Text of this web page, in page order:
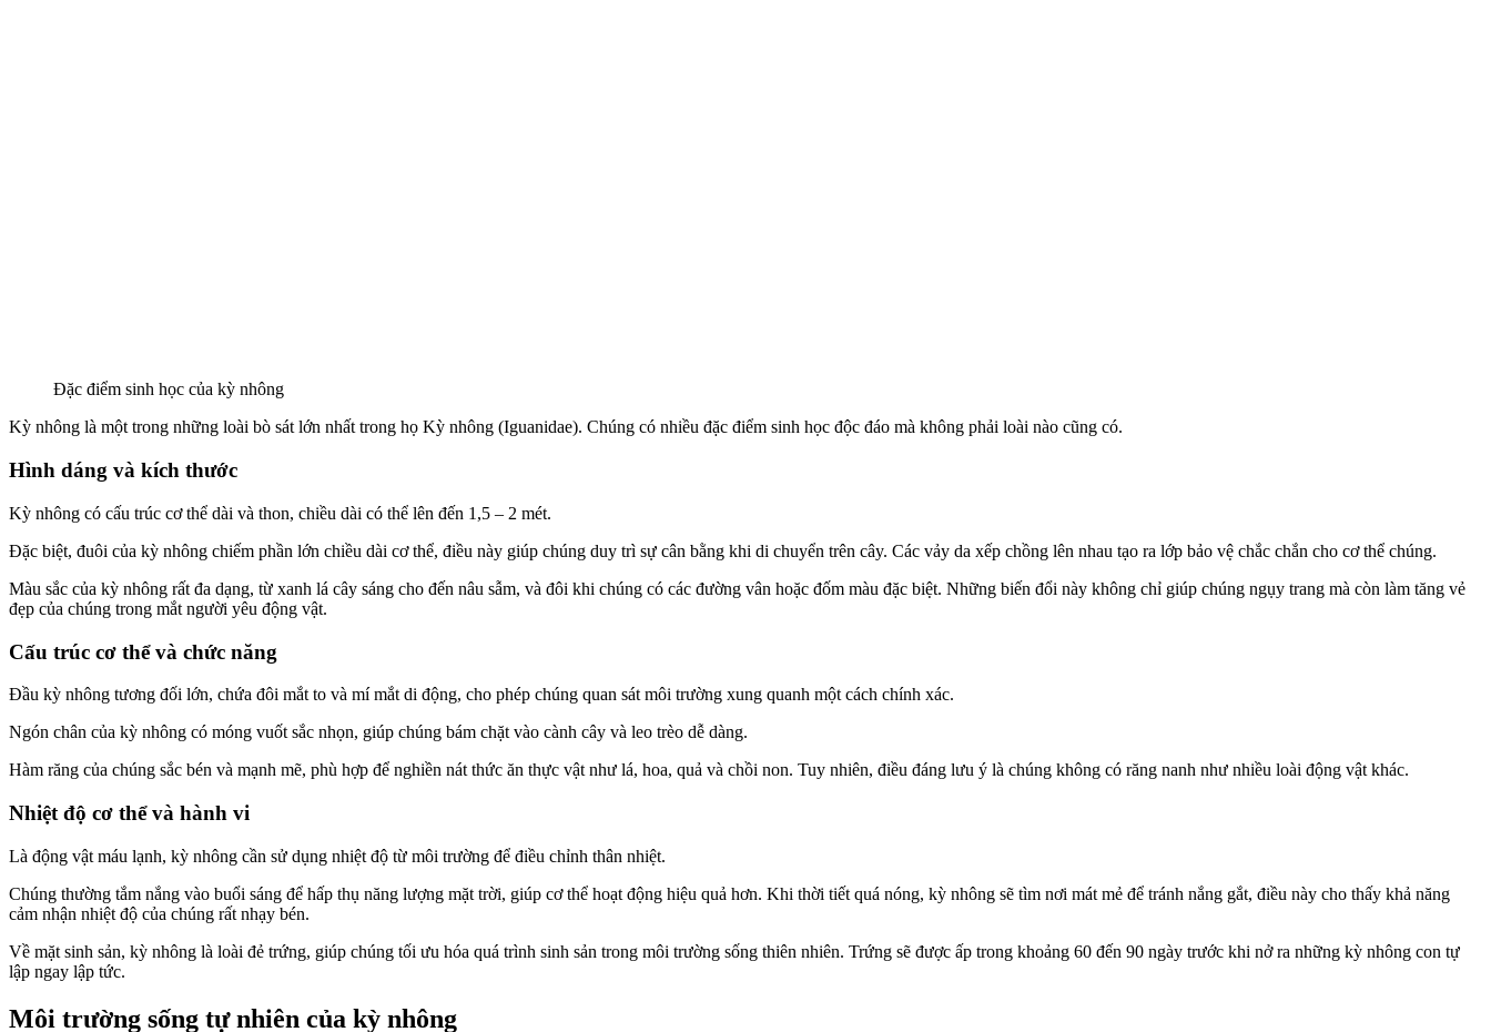
Đặc điểm sinh học của kỳ nhông
Kỳ nhông là một trong những loài bò sát lớn nhất trong họ Kỳ nhông (Iguanidae). Chúng có nhiều đặc điểm sinh học độc đáo mà không phải loài nào cũng có.
Hình dáng và kích thước
Kỳ nhông có cấu trúc cơ thể dài và thon, chiều dài có thể lên đến 1,5 – 2 mét.
Đặc biệt, đuôi của kỳ nhông chiếm phần lớn chiều dài cơ thể, điều này giúp chúng duy trì sự cân bằng khi di chuyển trên cây. Các vảy da xếp chồng lên nhau tạo ra lớp bảo vệ chắc chắn cho cơ thể chúng.
Màu sắc của kỳ nhông rất đa dạng, từ xanh lá cây sáng cho đến nâu sẫm, và đôi khi chúng có các đường vân hoặc đốm màu đặc biệt. Những biến đổi này không chỉ giúp chúng ngụy trang mà còn làm tăng vẻ
đẹp của chúng trong mắt người yêu động vật.
Cấu trúc cơ thể và chức năng
Đầu kỳ nhông tương đối lớn, chứa đôi mắt to và mí mắt di động, cho phép chúng quan sát môi trường xung quanh một cách chính xác.
Ngón chân của kỳ nhông có móng vuốt sắc nhọn, giúp chúng bám chặt vào cành cây và leo trèo dễ dàng.
Hàm răng của chúng sắc bén và mạnh mẽ, phù hợp để nghiền nát thức ăn thực vật như lá, hoa, quả và chồi non. Tuy nhiên, điều đáng lưu ý là chúng không có răng nanh như nhiều loài động vật khác.
Nhiệt độ cơ thể và hành vi
Là động vật máu lạnh, kỳ nhông cần sử dụng nhiệt độ từ môi trường để điều chỉnh thân nhiệt.
Chúng thường tắm nắng vào buổi sáng để hấp thụ năng lượng mặt trời, giúp cơ thể hoạt động hiệu quả hơn. Khi thời tiết quá nóng, kỳ nhông sẽ tìm nơi mát mẻ để tránh nắng gắt, điều này cho thấy khả năng
cảm nhận nhiệt độ của chúng rất nhạy bén.
Về mặt sinh sản, kỳ nhông là loài đẻ trứng, giúp chúng tối ưu hóa quá trình sinh sản trong môi trường sống thiên nhiên. Trứng sẽ được ấp trong khoảng 60 đến 90 ngày trước khi nở ra những kỳ nhông con tự
lập ngay lập tức.
Môi trường sống tự nhiên của kỳ nhông